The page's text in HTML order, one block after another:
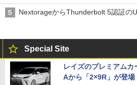
NextorageからThunderbolt 5認証の
Special Site
レイズのプレミアム
Aから「2×9R」が登場